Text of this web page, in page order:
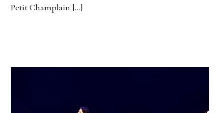
Petit Champlain […]